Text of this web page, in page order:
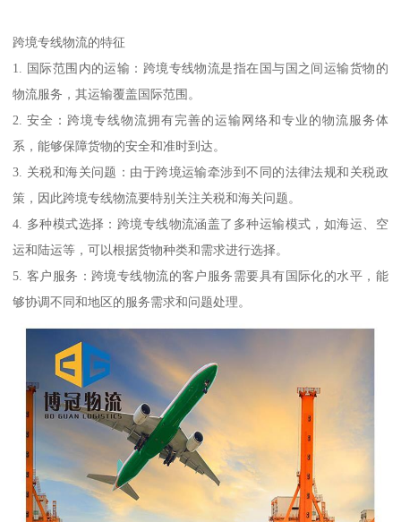
跨境专线物流的特征
1. 国际范围内的运输：跨境专线物流是指在国与国之间运输货物的
物流服务，其运输覆盖国际范围。
2. 安全：跨境专线物流拥有完善的运输网络和专业的物流服务体
系，能够保障货物的安全和准时到达。
3. 关税和海关问题：由于跨境运输牵涉到不同的法律法规和关税政
策，因此跨境专线物流要特别关注关税和海关问题。
4. 多种模式选择：跨境专线物流涵盖了多种运输模式，如海运、空
运和陆运等，可以根据货物种类和需求进行选择。
5. 客户服务：跨境专线物流的客户服务需要具有国际化的水平，能
够协调不同和地区的服务需求和问题处理。